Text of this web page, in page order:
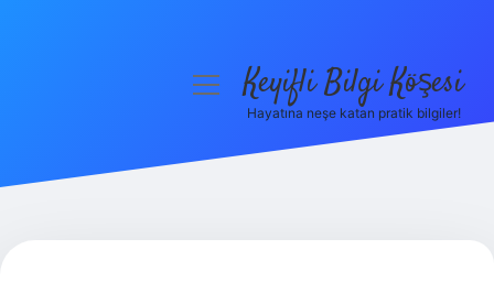
menüyüKeyifli Bilgi Köşesi
Hayatına neşe katan pratik bilgiler!